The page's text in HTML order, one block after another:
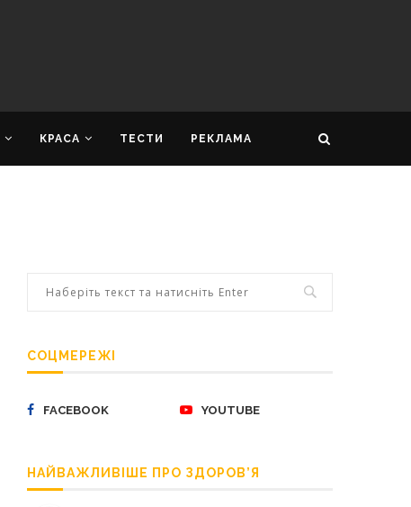
КРАСА ТЕСТИ РЕКЛАМА
СОЦМЕРЕЖІ
FACEBOOK YOUTUBE
НАЙВАЖЛИВІШЕ ПРО ЗДОРОВ’Я